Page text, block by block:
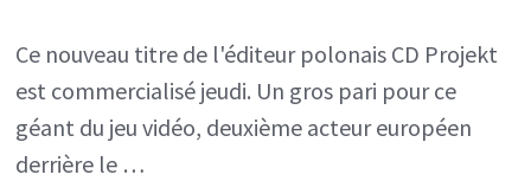
sortie
Ce nouveau titre de l'éditeur polonais CD Projekt
est commercialisé jeudi. Un gros pari pour ce
géant du jeu vidéo, deuxième acteur européen
derrière le …